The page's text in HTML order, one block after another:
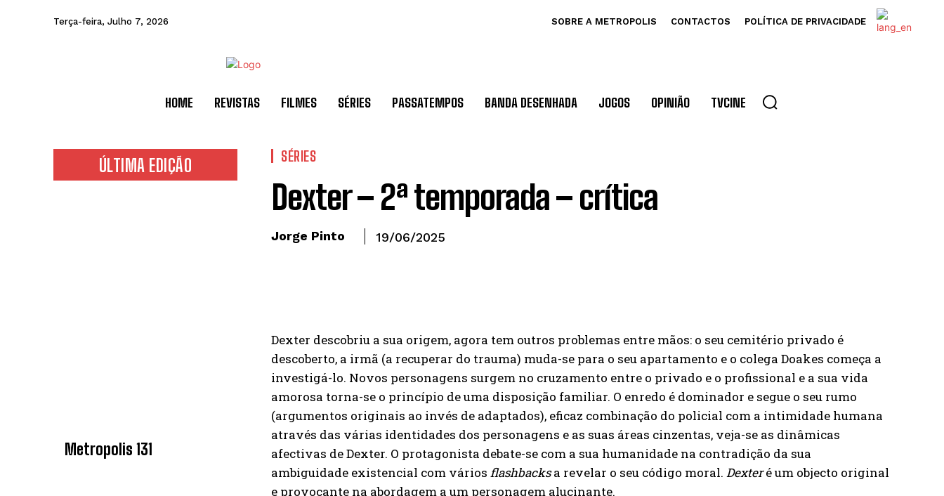
Terça-feira, Julho 7, 2026 SOBRE A METROPOLIS CONTACTOS POLÍTICA DE PRIVACIDADE
HOME REVISTAS FILMES SÉRIES PASSATEMPOS BANDA DESENHADA JOGOS OPINIÃO TVCINE
ÚLTIMA EDIÇÃO
Metropolis 131
SÉRIES
Dexter – 2ª temporada – crítica
Jorge Pinto 19/06/2025
Dexter descobriu a sua origem, agora tem outros problemas entre mãos: o seu cemitério privado é
descoberto, a irmã (a recuperar do trauma) muda-se para o seu apartamento e o colega Doakes começa a
investigá-lo. Novos personagens surgem no cruzamento entre o privado e o profissional e a sua vida
amorosa torna-se o princípio de uma disposição familiar. O enredo é dominador e segue o seu rumo
(argumentos originais ao invés de adaptados), eficaz combinação do policial com a intimidade humana
através das várias identidades dos personagens e as suas áreas cinzentas, veja-se as dinâmicas
afectivas de Dexter. O protagonista debate-se com a sua humanidade na contradição da sua
ambiguidade existencial com vários flashbacksa revelar o seu código moral. Dexteré um objecto original
e provocante na abordagem a um personagem alucinante.